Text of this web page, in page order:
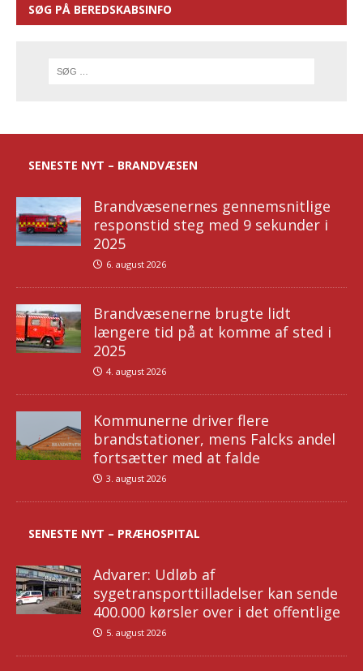
SØG PÅ BEREDSKABSINFO
SENESTE NYT – BRANDVÆSEN
Brandvæsenernes gennemsnitlige
responstid steg med 9 sekunder i
2025
6. august 2026
Brandvæsenerne brugte lidt
længere tid på at komme af sted i
2025
4. august 2026
Kommunerne driver flere
brandstationer, mens Falcks andel
fortsætter med at falde
3. august 2026
SENESTE NYT – PRÆHOSPITAL
Advarer: Udløb af
sygetransporttilladelser kan sende
400.000 kørsler over i det offentlige
5. august 2026